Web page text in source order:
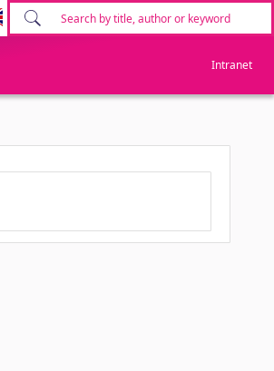
Intranet